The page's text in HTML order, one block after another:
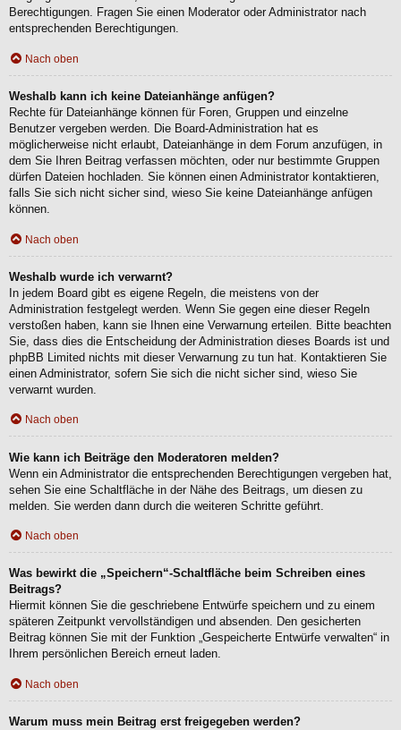
Berechtigungen. Fragen Sie einen Moderator oder Administrator nach
entsprechenden Berechtigungen.
Nach oben
Weshalb kann ich keine Dateianhänge anfügen?
Rechte für Dateianhänge können für Foren, Gruppen und einzelne
Benutzer vergeben werden. Die Board-Administration hat es
möglicherweise nicht erlaubt, Dateianhänge in dem Forum anzufügen, in
dem Sie Ihren Beitrag verfassen möchten, oder nur bestimmte Gruppen
dürfen Dateien hochladen. Sie können einen Administrator kontaktieren,
falls Sie sich nicht sicher sind, wieso Sie keine Dateianhänge anfügen
können.
Nach oben
Weshalb wurde ich verwarnt?
In jedem Board gibt es eigene Regeln, die meistens von der
Administration festgelegt werden. Wenn Sie gegen eine dieser Regeln
verstoßen haben, kann sie Ihnen eine Verwarnung erteilen. Bitte beachten
Sie, dass dies die Entscheidung der Administration dieses Boards ist und
phpBB Limited nichts mit dieser Verwarnung zu tun hat. Kontaktieren Sie
einen Administrator, sofern Sie sich die nicht sicher sind, wieso Sie
verwarnt wurden.
Nach oben
Wie kann ich Beiträge den Moderatoren melden?
Wenn ein Administrator die entsprechenden Berechtigungen vergeben hat,
sehen Sie eine Schaltfläche in der Nähe des Beitrags, um diesen zu
melden. Sie werden dann durch die weiteren Schritte geführt.
Nach oben
Was bewirkt die „Speichern“-Schaltfläche beim Schreiben eines
Beitrags?
Hiermit können Sie die geschriebene Entwürfe speichern und zu einem
späteren Zeitpunkt vervollständigen und absenden. Den gesicherten
Beitrag können Sie mit der Funktion „Gespeicherte Entwürfe verwalten“ in
Ihrem persönlichen Bereich erneut laden.
Nach oben
Warum muss mein Beitrag erst freigegeben werden?